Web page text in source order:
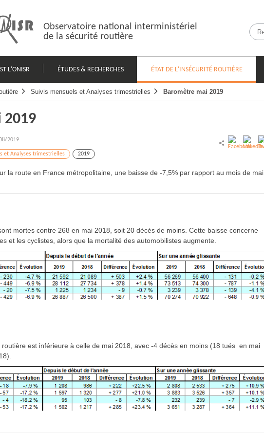
Observatoire national interministériel
de la sécurité routière
L'ONISR ÉTUDES & RECHERCHES ÉTAT DE L'INSÉCURITÉ ROUTIÈRE
Suivis mensuels et Analyses trimestrielles Baromètre mai 2019
2019
2019
et Analyses trimestrielles 2019
la route en France métropolitaine, une baisse de -7,5% par rapport au mois de mai
mortes contre 268 en mai 2018, soit 20 décès de moins. Cette baisse concerne
et les cyclistes, alors que la mortalité des automobilistes augmente.
est inférieure à celle de mai 2018, avec -4 décès en moins (18 tués en mai